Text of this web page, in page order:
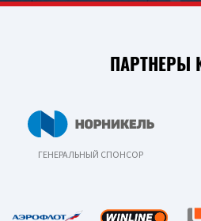
ПАРТНЕРЫ
ГЕНЕРАЛЬНЫЙ СПОНСОР